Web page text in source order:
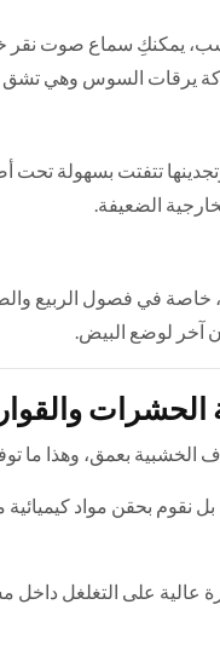
يمكنكِ سماع صوت
يرقات السوس وهي تشق
تتفتت بسهولة
الضعيفة.
خاصة في فصول الربيع
لوضع البيض.
الحشرات
الخشبية بعمق، وهذا ما
نقوم بحقن مواد
عالية على التغلغل